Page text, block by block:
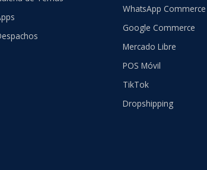
WhatsApp Commerce
Google Commerce
Mercado Libre
POS Móvil
TikTok
Dropshipping